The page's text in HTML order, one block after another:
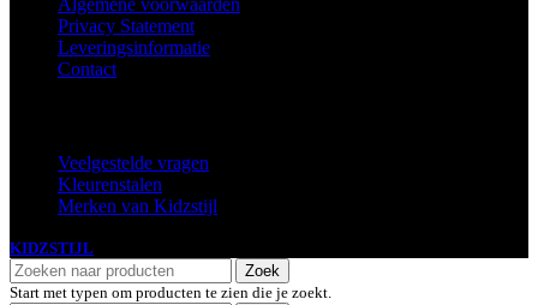
Algemene voorwaarden
Privacy Statement
Leveringsinformatie
Contact
Veelgestelde vragen
Kleurenstalen
Merken van Kidzstijl
KIDZSTIJL
Zoek
Start met typen om producten te zien die je zoekt.